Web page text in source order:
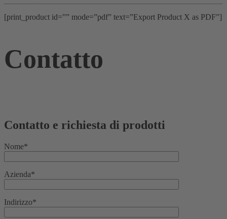
[print_product id=”” mode=”pdf” text=”Export Product X as PDF”]
Contatto
Contatto e richiesta di prodotti
Nome*
Azienda*
Indirizzo*